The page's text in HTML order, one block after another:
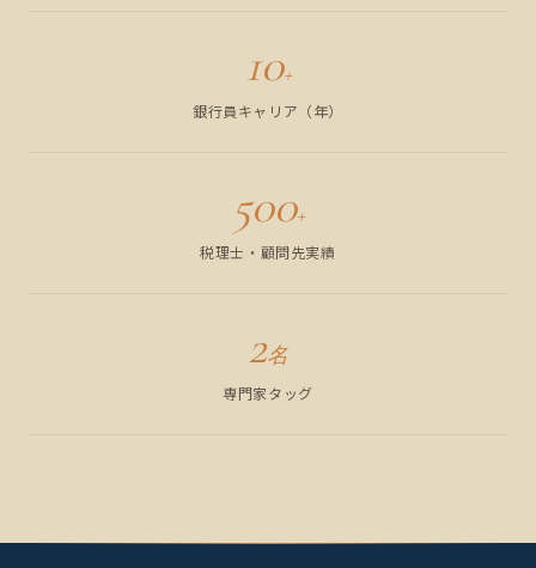
10+
銀行員キャリア（年）
500+
税理士・顧問先実績
2名
専門家タッグ